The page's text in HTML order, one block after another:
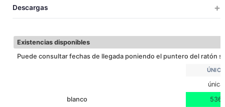
Descargas
Existencias disponibles
Puede consultar fechas de llegada poniendo el puntero del ratón
ÚNICA
única
blanco
536